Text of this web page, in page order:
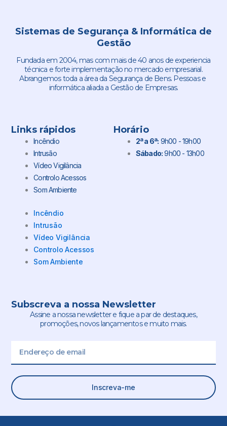
Sistemas de Segurança & Informática de
Gestão
Fundada em 2004, mas com mais de 40 anos de experiencia
técnica e forte implementação no mercado empresarial.
Abrangemos toda a área da Segurança de Bens. Pessoas e
informática aliada a Gestão de Empresas.
Links rápidos
Incêndio
Intrusão
Vídeo Vigilância
Controlo Acessos
Som Ambiente
Incêndio
Intrusão
Vídeo Vigilância
Controlo Acessos
Som Ambiente
Horário
2ª a 6ª: 9h00 - 19h00
Sábado:9h00 - 13h00
Subscreva a nossa Newsletter
Assine a nossa newsletter e fique a par de destaques,
promoções, novos lançamentos e muito mais.
Inscreva-me